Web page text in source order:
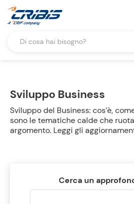
Sviluppo Business
Sviluppo del Business: cos’è,
sono le tematiche calde che
argomento. Leggi gli
Cerca un